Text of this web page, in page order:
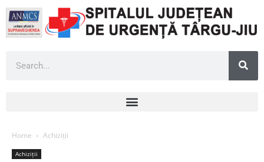
Home Achiziții
Achiziții